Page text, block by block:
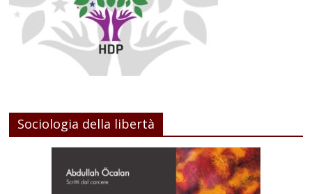
Sociologia della libertà